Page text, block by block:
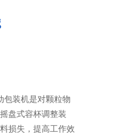
包装机​是对颗粒物
盘式容杯调整装
损失，提高工作效